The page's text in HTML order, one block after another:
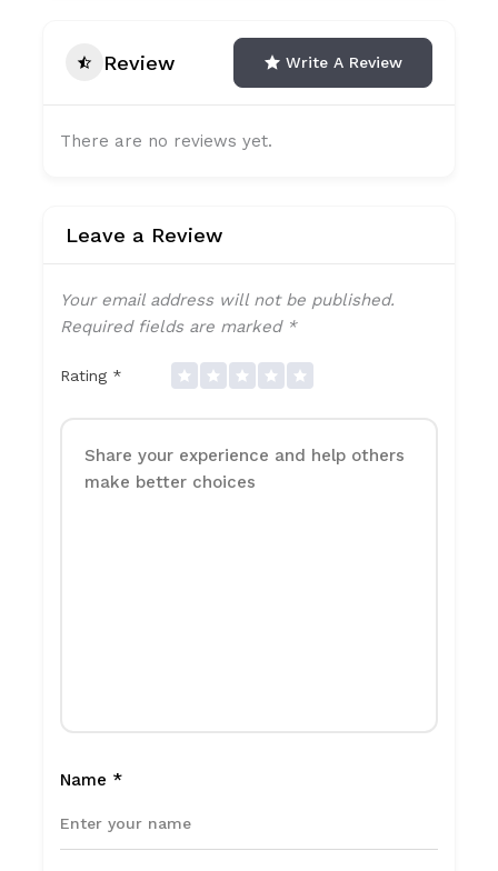
Review Write A Review
There are no reviews yet.
Leave a Review
Your email address will not be published.
Required fields are marked *
Rating *
Name *